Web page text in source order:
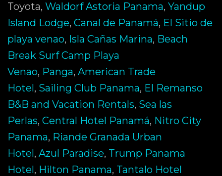
Toyota, Waldorf Astoria Panama, Yandup
Island Lodge, Canal de Panamá, El Sitio de
playa venao, Isla Cañas Marina, Beach
Break Surf Camp Playa
Venao, Panga, American Trade
Hotel , Sailing Club Panama, El Remanso
B&B and Vacation Rentals, Sea las
Perlas, Central Hotel Panamá, Nitro City
Panama, Riande Granada Urban
Hotel , Azul Paradise, Trump Panama
Hotel , Hilton Panama, Tantalo Hotel